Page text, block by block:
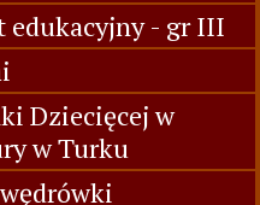
edukacyjny - gr III
Dziecięcej w
w Turku